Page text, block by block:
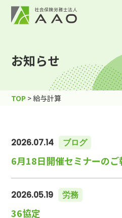
お知らせ
TOP >給与計算
2026.07.14 ブログ
6月18日開催セミナーのご
2026.05.19 労務
36協定